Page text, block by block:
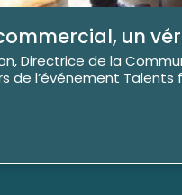
un
Directrice de la
de l’événement Talents